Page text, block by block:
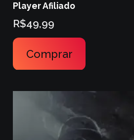
Player Afiliado
R$49,99
Comprar